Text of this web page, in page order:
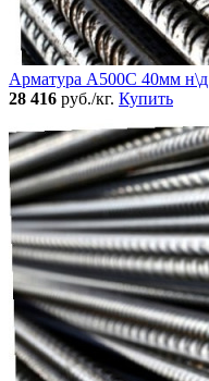
Арматура А500С 40мм н\д
28 416 руб./кг. Купить